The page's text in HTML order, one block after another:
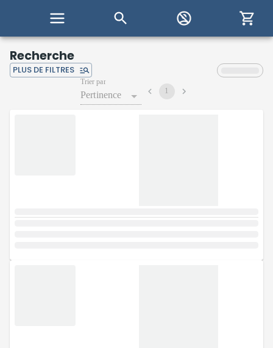
Recherche
PLUS DE FILTRES
Trier par
Pertinence 1